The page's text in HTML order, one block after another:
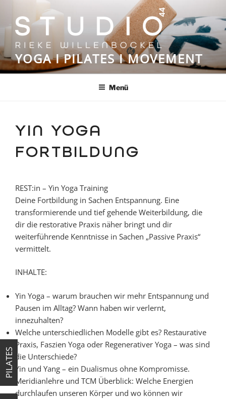
Inhalt
springen
YOGA I PILATES I MOVEMENT
Menü
YIN YOGA
FORTBILDUNG
REST:in – Yin Yoga Training
Deine Fortbildung in Sachen Entspannung. Eine
transformierende und tief gehende Weiterbildung, die
dir die restorative Praxis näher bringt und dir
weiterführende Kenntnisse in Sachen „Passive Praxis“
vermittelt.
INHALTE:
Yin Yoga – warum brauchen wir mehr Entspannung und
Pausen im Alltag? Wann haben wir verlernt,
innezuhalten?
Welche unterschiedlichen Modelle gibt es? Restaurative
Praxis, Faszien Yoga oder Regenerativer Yoga – was sind
die Unterschiede?
Yin und Yang – ein Dualismus ohne Kompromisse.
Meridianlehre und TCM Überblick: Welche Energien
durchlaufen unseren Körper und wo können wir
PILATES